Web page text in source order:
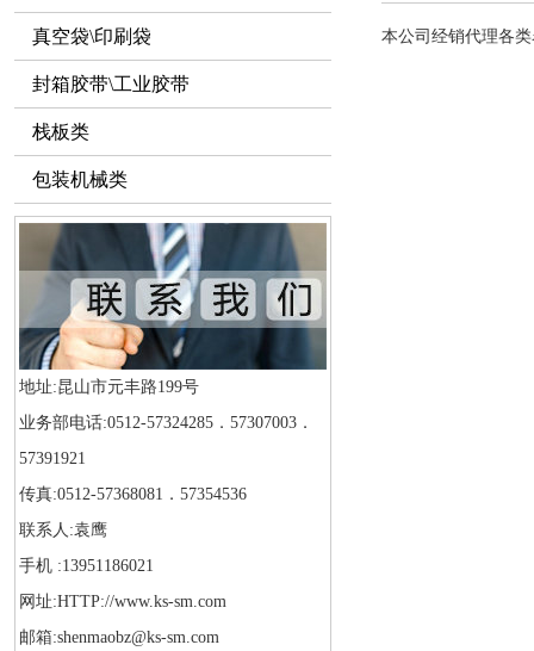
真空袋\印刷袋
封箱胶带\工业胶带
栈板类
包装机械类
地址:昆山市元丰路199号
业务部电话:0512-57324285．57307003．
57391921
传真:0512-57368081．57354536
联系人:袁鹰
手机 :13951186021
网址:HTTP://www.ks-sm.com
邮箱:shenmaobz@ks-sm.com
本公司经销代理各